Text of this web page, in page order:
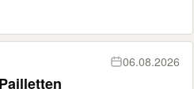
06.08.2026